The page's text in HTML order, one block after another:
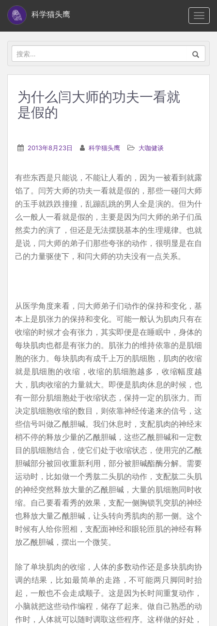
i
科学猫头鹰
搜
索：
为什么闫大师的功夫一看就
是假的
2013年8月23日 科学猫头鹰 大咖健谈
有些东西是只能说，不能让人看的，因为一被看到就露
馅了。闫芳大师的功夫一看就是假的，那些一碰闫大师
的玉手就跌跌撞撞，乱蹦乱跳的男人全是演的。但为什
么一般人一看就是假的，主要是因为闫大师的弟子们虽
然卖力的演了，但还是无法摆脱基本的生理规律。也就
是说，闫大师的弟子们那些夸张的动作，很明显是在自
己的力量驱使下，和闫大师的功夫没有一点关系。
从医学角度来看，闫大师弟子们动作的保持和变化，基
本上是肌张力的保持和变化。可能一般认为肌肉只有在
收缩的时候才会有张力，其实即便是在睡眠中，身体的
每块肌肉也都是有张力的。肌张力的维持依靠的是肌细
胞的张力。每块肌肉有成千上万的肌细胞，肌肉的收缩
就是肌细胞的收缩，收缩的肌细胞越多，收缩幅度越
大，肌肉收缩的力量就大。即便是肌肉休息的时候，也
有一部分肌细胞处于收缩状态，保持一定的肌张力。而
决定肌细胞收缩的数目，则依靠神经传递来的信号，这
些信号叫做乙酰胆碱。我们休息时，支配肌肉的神经末
梢不停的释放少量的乙酰胆碱，这些乙酰胆碱和一定数
目的肌细胞结合，使它们处于收缩状态，使用完的乙酰
胆碱部分被回收重新利用，部分被胆碱酯酶分解。需要
运动时，比如做一个秀肱二头肌的动作，支配肱二头肌
的神经突然释放大量的乙酰胆碱，大量的肌细胞同时收
缩。自己要看看秀的效果，支配一侧胸锁乳突肌的神经
也释放大量乙酰胆碱，让头转向秀肌肉的那一侧。这个
时候有人给你照相，支配面神经和眼轮匝肌的神经有释
放乙酰胆碱，摆出一个微笑。
除了单块肌肉的收缩，人体的多数动作还是多块肌肉协
调的结果，比如最简单的走路，不可能两只脚同时抬
起，一般也不会走成顺子。这是因为长时间重复动作，
小脑就把这些动作编程，储存了起来。做自己熟悉的动
作时，人体就可以随时调取这些程序。这样做的好处，